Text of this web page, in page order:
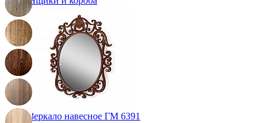
Зеркало навесное ГМ 6391